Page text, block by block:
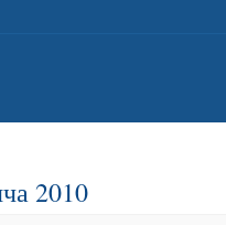
2010